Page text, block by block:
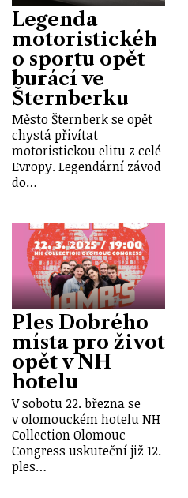
Legenda
motoristickéh
o sportu opět
burácí ve
Šternberku
Město Šternberk se opět
chystá přivítat
motoristickou elitu z celé
Evropy. Legendární závod
do…
Ples Dobrého
místa pro život
opět v NH
hotelu
V sobotu 22. března se
v olomouckém hotelu NH
Collection Olomouc
Congress uskuteční již 12.
ples…